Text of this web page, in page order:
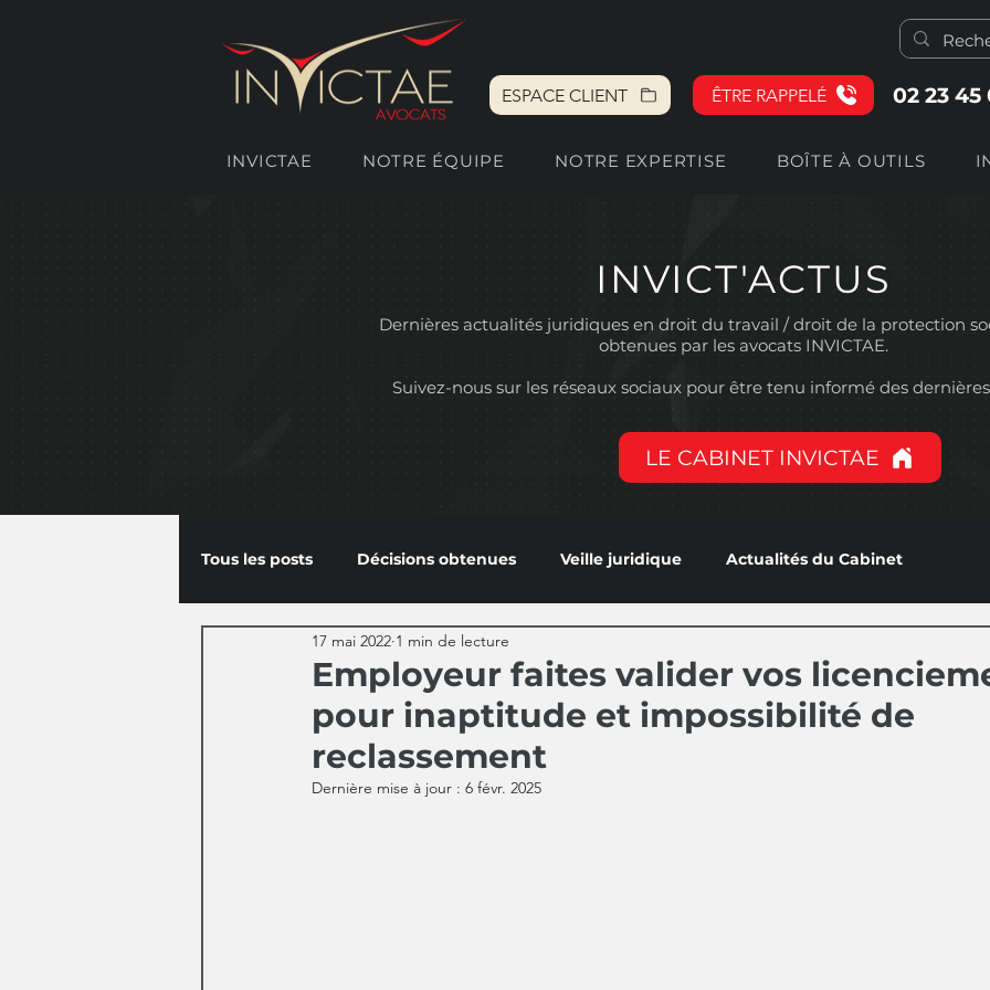
ESPACE CLIENT ÊTRE RAPPELÉ 02 23
INVICTAE NOTRE ÉQUIPE NOTRE EXPERTISE BOÎTE À OUTILS
INVICT'ACTUS
Dernières actualités juridiques en droit du travail / droit de la protection
obtenues par les avocats INVICTAE.
Suivez-nous sur les réseaux sociaux pour être tenu informé des
LE CABINET INVICTAE
Tous les posts Décisions obtenues Veille juridique Actualités du Cabinet
Employeur faites valider vos
pour inaptitude et impossibilité de
reclassement
17 mai 2022 1 min de lecture
Dernière mise à jour : 6 févr. 2025